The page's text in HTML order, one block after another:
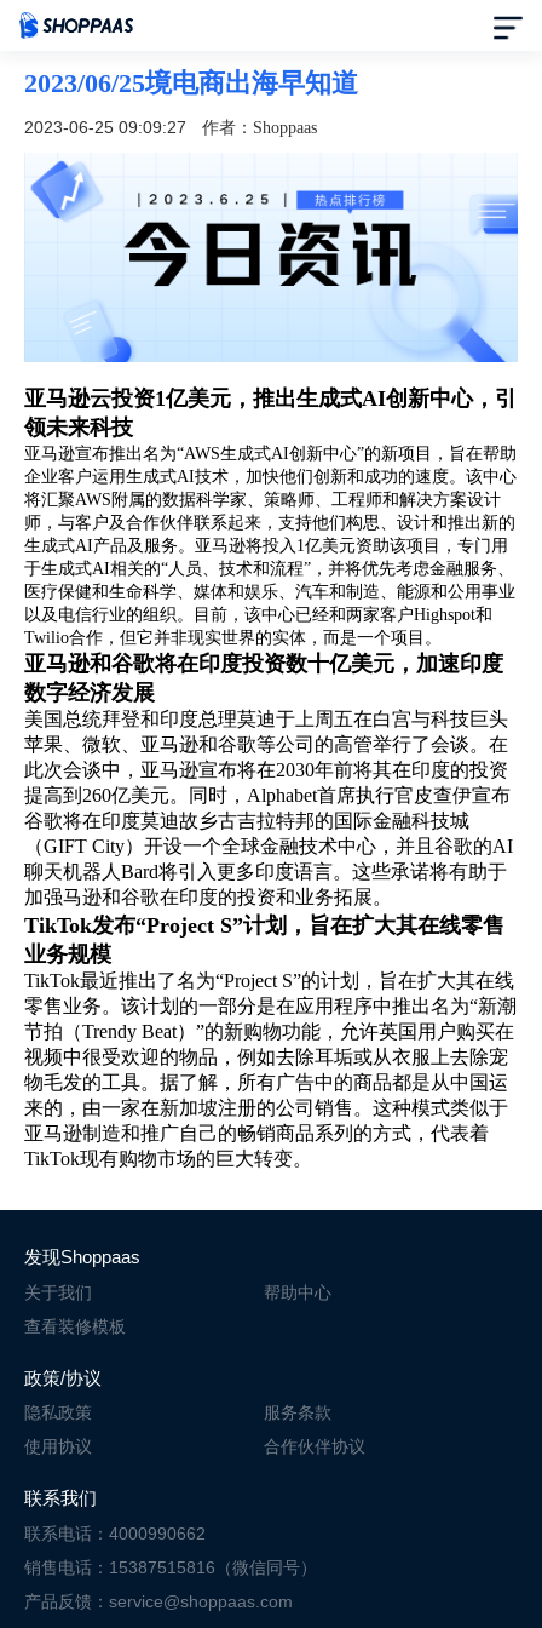
首页
定价
模板中心
合作伙伴
帮助中心
了解我们
简体中文
登录 免费使用
2023/06/25境电商出海早知道
2023-06-25 09:09:27 作者：Shoppaas
亚马逊云投资1亿美元，推出生成式AI创新中心，引
领未来科技
亚马逊宣布推出名为“AWS生成式AI创新中心”的新项目，旨在帮助
企业客户运用生成式AI技术，加快他们创新和成功的速度。该中心
将汇聚AWS附属的数据科学家、策略师、工程师和解决方案设计
师，与客户及合作伙伴联系起来，支持他们构思、设计和推出新的
生成式AI产品及服务。亚马逊将投入1亿美元资助该项目，专门用
于生成式AI相关的“人员、技术和流程”，并将优先考虑金融服务、
医疗保健和生命科学、媒体和娱乐、汽车和制造、能源和公用事业
以及电信行业的组织。目前，该中心已经和两家客户Highspot和
Twilio合作，但它并非现实世界的实体，而是一个项目。
亚马逊和谷歌将在印度投资数十亿美元，加速印度
数字经济发展
美国总统拜登和印度总理莫迪于上周五在白宫与科技巨头
苹果、微软、亚马逊和谷歌等公司的高管举行了会谈。在
此次会谈中，亚马逊宣布将在2030年前将其在印度的投资
提高到260亿美元。同时，Alphabet首席执行官皮查伊宣布
谷歌将在印度莫迪故乡古吉拉特邦的国际金融科技城
（GIFT City）开设一个全球金融技术中心，并且谷歌的AI
聊天机器人Bard将引入更多印度语言。这些承诺将有助于
加强马逊和谷歌在印度的投资和业务拓展。
TikTok发布“Project S”计划，旨在扩大其在线零售
业务规模
TikTok最近推出了名为“Project S”的计划，旨在扩大其在线
零售业务。该计划的一部分是在应用程序中推出名为“新潮
节拍（Trendy Beat）”的新购物功能，允许英国用户购买在
视频中很受欢迎的物品，例如去除耳垢或从衣服上去除宠
物毛发的工具。据了解，所有广告中的商品都是从中国运
来的，由一家在新加坡注册的公司销售。这种模式类似于
亚马逊制造和推广自己的畅销商品系列的方式，代表着
TikTok现有购物市场的巨大转变。
发现Shoppaas
关于我们
帮助中心
查看装修模板
政策/协议
隐私政策
服务条款
使用协议
合作伙伴协议
联系我们
联系电话：4000990662
销售电话：15387515816（微信同号）
产品反馈：service@shoppaas.com